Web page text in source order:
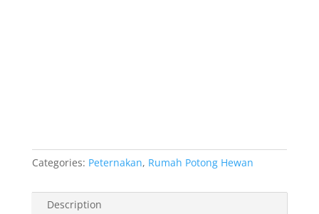
Categories: Peternakan, Rumah Potong Hewan
Description